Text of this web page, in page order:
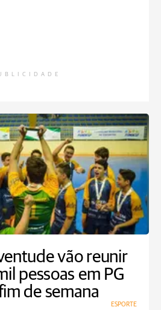
vão reunir
pessoas em PG
de semana
ESPORTE